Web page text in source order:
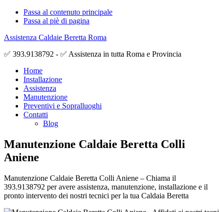
Passa al contenuto principale
Passa al piè di pagina
Assistenza Caldaie Beretta Roma
✅ 393.9138792 - ✅ Assistenza in tutta Roma e Provincia
Home
Installazione
Assistenza
Manutenzione
Preventivi e Sopralluoghi
Contatti
Blog
Manutenzione Caldaie Beretta Colli
Aniene
Manutenzione Caldaie Beretta Colli Aniene – Chiama il
393.9138792 per avere assistenza, manutenzione, installazione e il
pronto intervento dei nostri tecnici per la tua Caldaia Beretta